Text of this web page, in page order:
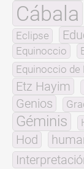
Cábala
Eclipse
Equinoccio
Equinoccio de
Etz Hayim
Genios
Géminis
Hod